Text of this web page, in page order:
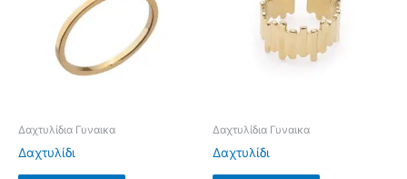
Δαχτυλίδια Γυναικα
Δαχτυλίδι
Δαχτυλίδια Γυναικα
Δαχτυλίδι